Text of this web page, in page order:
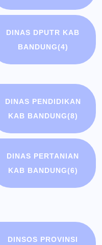
DINAS DPUTR KAB
BANDUNG(4)
DINAS PENDIDIKAN
KAB BANDUNG(8)
DINAS PERTANIAN
KAB BANDUNG(6)
DINSOS PROVINSI